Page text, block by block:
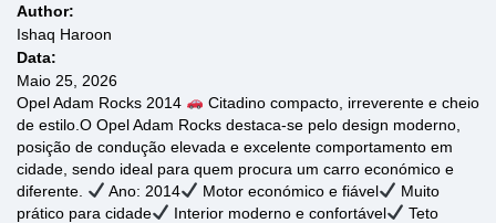
Author:
Ishaq Haroon
Data:
Maio 25, 2026
Opel Adam Rocks 2014
Citadino compacto, irreverente e cheio
de estilo.O Opel Adam Rocks destaca-se pelo design moderno,
posição de condução elevada e excelente comportamento em
cidade, sendo ideal para quem procura um carro económico e
diferente.
Ano: 2014 Motor económico e fiável
Muito
prático para cidade
Interior moderno e confortável
Teto